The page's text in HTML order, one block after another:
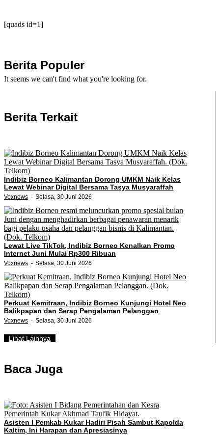
[quads id=1]
Berita Populer
It seems we can't find what you're looking for.
Berita Terkait
Indibiz Borneo Kalimantan Dorong UMKM Naik Kelas
Lewat Webinar Digital Bersama Tasya Musyaraffah
Voxnews Selasa, 30 Juni 2026
Lewat Live TikTok, Indibiz Borneo Kenalkan Promo
Internet Juni Mulai Rp300 Ribuan
Voxnews Selasa, 30 Juni 2026
Perkuat Kemitraan, Indibiz Borneo Kunjungi Hotel Neo
Balikpapan dan Serap Pengalaman Pelanggan
Voxnews Selasa, 30 Juni 2026
Lihat Lainnya
Baca Juga
Asisten I Pemkab Kukar Hadiri Pisah Sambut Kapolda
Kaltim, Ini Harapan dan Apresiasinya